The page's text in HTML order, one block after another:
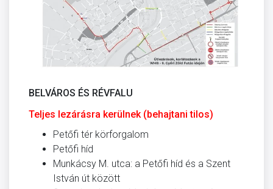
BELVÁROS ÉS RÉVFALU
Teljes lezárásra kerülnek (behajtani tilos)
Petőfi tér körforgalom
Petőfi híd
Munkácsy M. utca: a Petőfi híd és a Szent
István út között